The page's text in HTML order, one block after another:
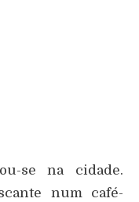
se na cidade.
num café-